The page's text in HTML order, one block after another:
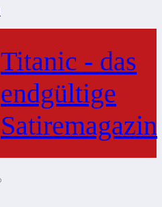
Titanic - das
endgültige
Satiremagazin